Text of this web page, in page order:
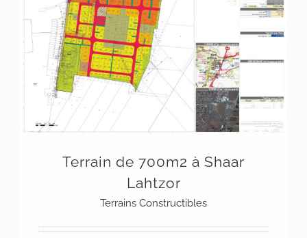
Terrain de 700m2 à Shaar
Lahtzor
Terrains Constructibles